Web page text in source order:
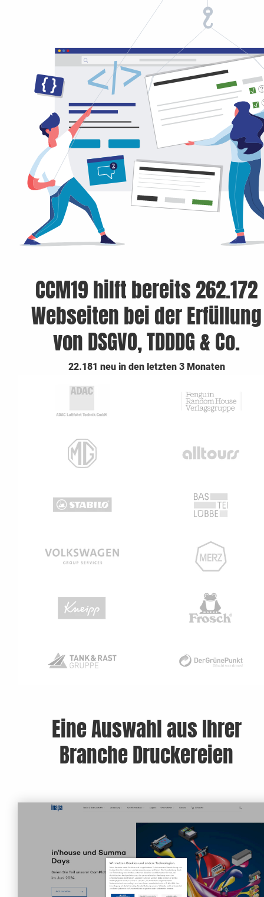
CCM19 hilft bereits 262.172
Webseiten bei der Erfüllung
von DSGVO, TDDDG & Co.
22.181 neu in den letzten 3 Monaten
Eine Auswahl aus Ihrer
Branche Druckereien